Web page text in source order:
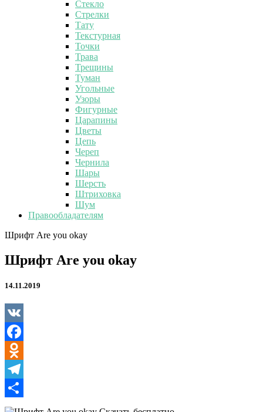
Стекло
Стрелки
Тату
Текстурная
Точки
Трава
Трещины
Туман
Угольные
Узоры
Фигурные
Царапины
Цветы
Цепь
Череп
Чернила
Шары
Шерсть
Штриховка
Шум
Правообладателям
Шрифт Are you okay
Шрифт Are you okay
14.11.2019
VK
Facebook
Odnoklassniki
Telegram
Отправить